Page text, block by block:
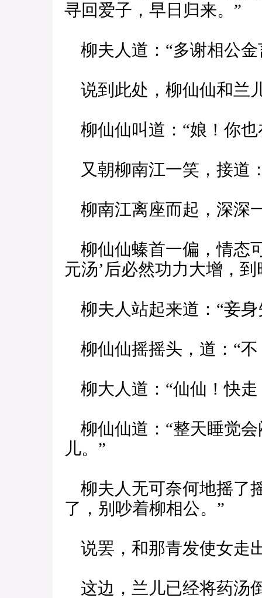
寻回爱子，早日归来。”
柳夫人道：“多谢相公金
说到此处，柳仙仙和兰
柳仙仙叫道：“娘！你也
又朝柳南江一笑，接道
柳南江离座而起，深深
柳仙仙螓首一偏，情态
元汤’后必然功力大增，
柳夫人站起来道：“妾身
柳仙仙摇摇头，道：“不
柳大人道：“仙仙！快
柳仙仙道：“整天睡觉
儿。”
柳夫人无可奈何地摇了
了，别吵着柳相公。”
说罢，和那青发使女走
这边，兰儿已经将药汤